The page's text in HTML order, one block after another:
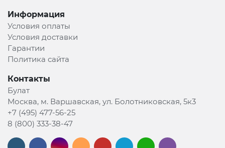
Информация
Условия оплаты
Условия доставки
Гарантии
Политика сайта
Контакты
Булат
Москва, м. Варшавская, ул. Болотниковская, 5к3
+7 (495) 477-56-25
8 (800) 333-38-47